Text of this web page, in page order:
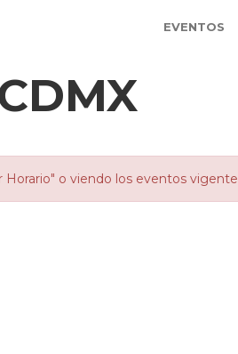
EVENTOS
o viendo los eventos